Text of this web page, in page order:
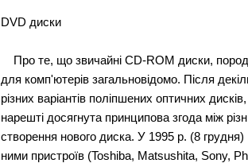
DVD диски
Про те, що звичайні CD-ROM диски,
для комп'ютерів загальновідомо. Після
різних варіантів поліпшених оптичних
нарешті досягнута принципова згода між
створення нового диска. У 1995 р. (8
ними пристроїв (Toshiba, Matsushita, Sony,